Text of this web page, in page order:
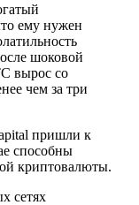
ему нужен
шоковой
вырос со
чем за три
пришли к
способны
криптовалюты.
сетях